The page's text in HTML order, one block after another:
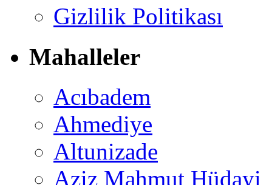
Gizlilik Politikası
Mahalleler
Acıbadem
Ahmediye
Altunizade
Aziz Mahmut Hüdayi